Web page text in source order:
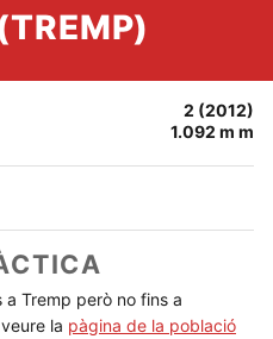
2 (2012)
1.092 m m
Tremp però no fins a
la pàgina de la població